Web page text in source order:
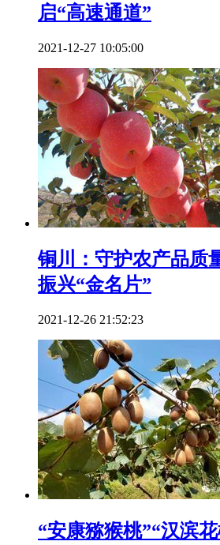
启“高速通道”
2021-12-27 10:05:00
铜川：守护农产品质
振兴“金名片”
2021-12-26 21:52:23
“安康猕猴桃”“汉滨